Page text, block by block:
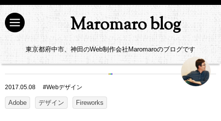
Maromaro blog
東京都府中市、神田のWeb制作会社Maromaroのブログです
2017.05.08 #Webデザイン
Adobe デザイン Fireworks